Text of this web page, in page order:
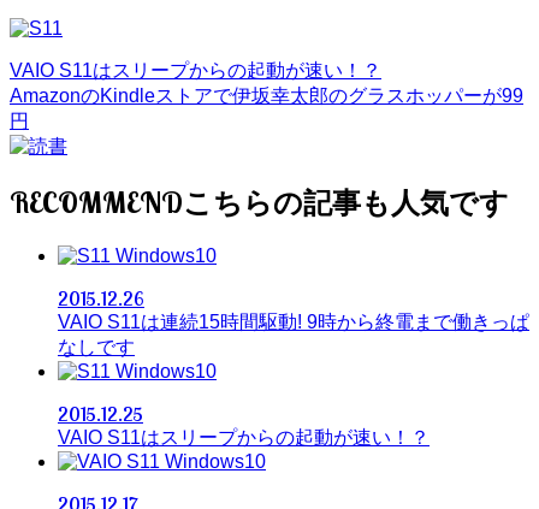
VAIO S11はスリープからの起動が速い！？
AmazonのKindleストアで伊坂幸太郎のグラスホッパーが99
円
RECOMMEND
Windows10
2015.12.26
VAIO S11は連続15時間駆動! 9時から終電まで働きっぱ
なしです
Windows10
2015.12.25
VAIO S11はスリープからの起動が速い！？
Windows10